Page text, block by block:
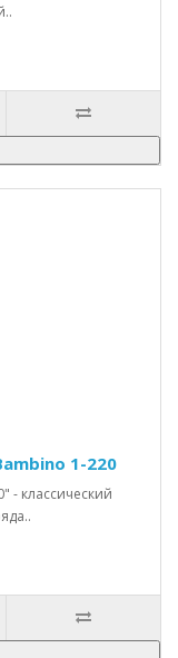
1-220
- классический